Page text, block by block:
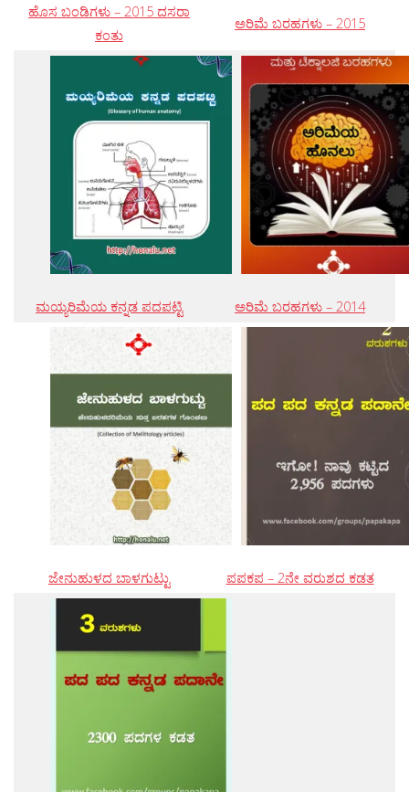
ಹೊಸ ಬಂಡಿಗಳು – 2015 ದಸರಾ
ಕಂತು
ಅರಿಮೆ ಬರಹಗಳು – 2015
ಮಯ್ಯರಿಮೆಯ ಕನ್ನಡ ಪದಪಟ್ಟಿ ಅರಿಮೆ ಬರಹಗಳು – 2014
ಜೇನುಹುಳದ ಬಾಳಗುಟ್ಟು ಪಪಕಪ – 2ನೇ ವರುಶದ ಕಡತ